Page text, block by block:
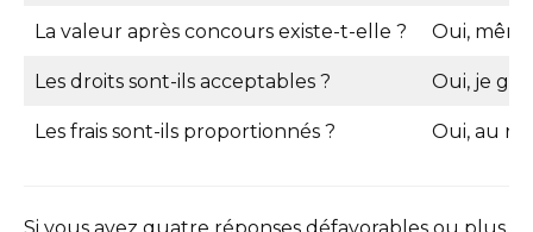
La valeur après concours existe-t-elle ? Oui,
Les droits sont-ils acceptables ? Oui, je
Les frais sont-ils proportionnés ? Oui, au